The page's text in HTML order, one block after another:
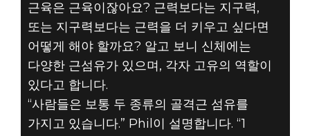
근육은 근육이잖아요? 근력보다는 지구력,
또는 지구력보다는 근력을 더 키우고 싶다면
어떻게 해야 할까요? 알고 보니 신체에는
다양한 근섬유가 있으며, 각자 고유의 역할이
있다고 합니다.
“사람들은 보통 두 종류의 골격근 섬유를
가지고 있습니다.” Phil이 설명합니다. “1